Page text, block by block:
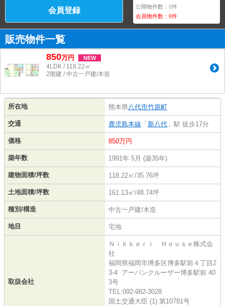
会員登録 公開物件数：0件
会員物件数：0件
販売物件一覧
850万円 NEW
4LDK / 118.22㎡
2階建 / 中古一戸建/木造
所在地 熊本県八代市竹原町
交通 鹿児島本線 「 新八代 」駅 徒歩17分
価格 850万円
築年数 1991年 5月 (築35年)
建物面積/坪数 118.22㎡/35.76坪
土地面積/坪数 161.13㎡/48.74坪
種別/構造 中古一戸建/木造
地目 宅地
取扱会社
Ｎｉｋｋｏｒｉ Ｈｏｕｓｅ株式会
社
福岡県福岡市博多区博多駅前４丁目2
3-4 アーバンクルーザー博多駅前 40
3号
TEL:092-982-3028
国土交通大臣 (1) 第10781号